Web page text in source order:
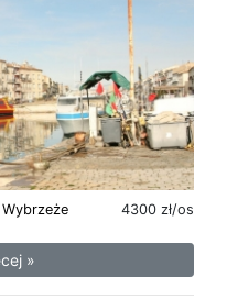
4300 zł/os
»